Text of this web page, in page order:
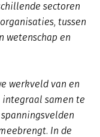
sectoren
tussen
wetenschap en
werkveld van en
samen te
In de